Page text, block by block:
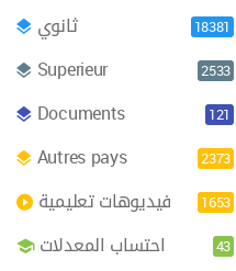
ثانوي 18381
Superieur 2533
Documents 121
Autres pays 2373
فيديوهات تعليمية 1653
احتساب المعدلات 43